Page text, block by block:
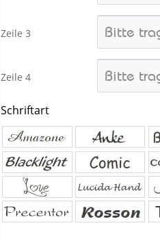
Zeile 3
Zeile 4
Schriftart